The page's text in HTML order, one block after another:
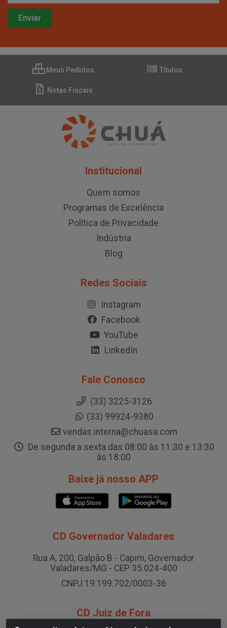
Meus Pedidos Títulos
Notas Fiscais
Institucional
Quem somos
Programas de Excelência
Política de Privacidade
Indústria
Blog
Redes Sociais
Instagram
Facebook
YouTube
LinkedIn
Fale Conosco
(33) 3225-3126
(33) 99924-9380
vendas.interna@chuasa.com
De segunda a sexta das 08:00 às 11:30 e 13:30
às 18:00
Baixe já nosso APP
CD Governador Valadares
Rua A, 200, Galpão B - Capim, Governador
Valadares/MG - CEP 35.024-400
CNPJ 19.199.702/0003-36
CD Juiz de Fora